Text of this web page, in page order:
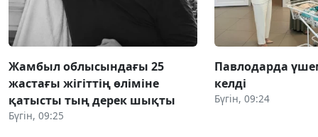
Жамбыл облысындағы 25
жастағы жігіттің өліміне
қатысты тың дерек шықты
Бүгін, 09:25
Павлодарда
келді
Бүгін, 09:24